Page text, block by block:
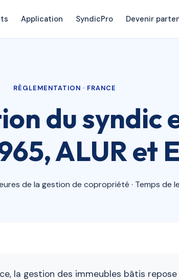
Application SyndicPro Devenir
RÈGLEMENTATION · FRANCE
du syndic
ALUR et
de la gestion de copropriété · Temps de
la gestion des immeubles bâtis repose